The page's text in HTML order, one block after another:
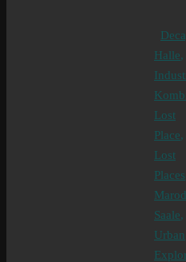
Halle,
Lost
Place,
Lost
Places
Saale,
Urban